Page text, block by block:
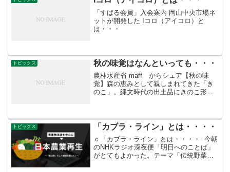
根強い...
「すばる会員」入会案内 岡山中央市場ネ
ットが開発した Iコロ（アイコロ）と
は・・・
トピックス 秋の味覚はなんといっても・・・
農林水産省 maff からシェア【秋の味
覚】森の恵みとして親しまれてきた「き
のこ」。縄文時代の出土品にきのこ形土
のこですが、人工栽培の...
トピックス 「カブラ・ライン」とは・・・・
ｃ「カブラ・ライン」とは・・・・ 今朝
のNHKラジオ深夜便「明日へのことば」
がとてもよかった。テーマ「伝統野菜を